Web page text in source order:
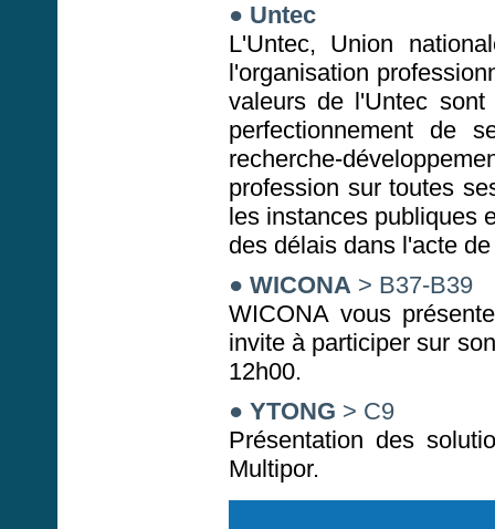
● Untec
L'Untec, Union
l'organisation
valeurs de l'Untec
perfectionnement de
recherche-
profession sur toutes
les instances publiques
des délais dans l'acte
● WICONA > B37-B39
WICONA vous
invite à participer sur
12h00.
● YTONG > C9
Présentation des
Multipor.